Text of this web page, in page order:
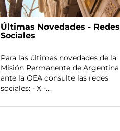
Últimas Novedades - Redes
Sociales
Para las últimas novedades de la
Misión Permanente de Argentina
ante la OEA consulte las redes
sociales: - X -...